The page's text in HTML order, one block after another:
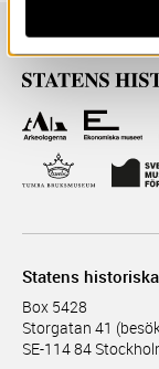
Statens
Box 5428
Storgatan 41
SE-114 84